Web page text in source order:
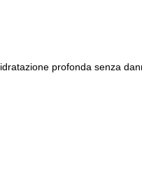
profonda senza